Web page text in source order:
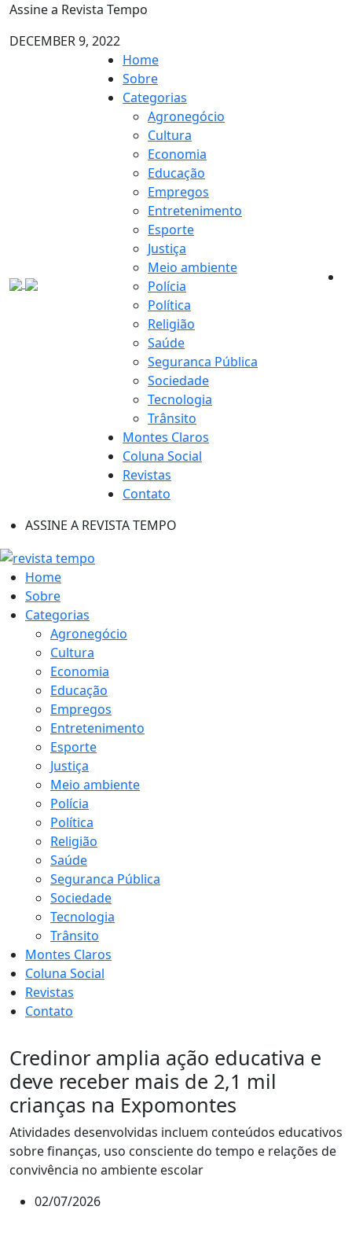
Assine a Revista Tempo
DECEMBER 9, 2022
Home
Sobre
Categorias
Agronegócio
Cultura
Economia
Educação
Empregos
Entretenimento
Esporte
Justiça
Meio ambiente
Polícia
Política
Religião
Saúde
Seguranca Pública
Sociedade
Tecnologia
Trânsito
Montes Claros
Coluna Social
Revistas
Contato
ASSINE A REVISTA TEMPO
Home
Sobre
Categorias
Agronegócio
Cultura
Economia
Educação
Empregos
Entretenimento
Esporte
Justiça
Meio ambiente
Polícia
Política
Religião
Saúde
Seguranca Pública
Sociedade
Tecnologia
Trânsito
Montes Claros
Coluna Social
Revistas
Contato
Credinor amplia ação educativa e
deve receber mais de 2,1 mil
crianças na Expomontes
Atividades desenvolvidas incluem conteúdos educativos
sobre finanças, uso consciente do tempo e relações de
convivência no ambiente escolar
02/07/2026